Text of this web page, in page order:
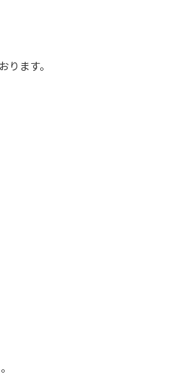
ます。